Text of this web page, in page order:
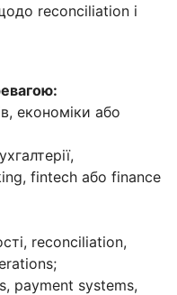
reconciliation і
економіки або
fintech або finance
reconciliation,
payment systems,